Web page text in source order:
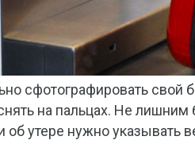
сфотографировать свой
на пальцах. Не лишним
об утере нужно указывать